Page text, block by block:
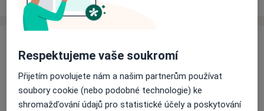
Tento specialista ještě nepřidával žádné informace o
svých službách.
Respektujeme vaše soukromí
Přijetím povolujete nám a našim partnerům používat
soubory cookie (nebo podobné technologie) ke
shromažďování údajů pro statistické účely a poskytování